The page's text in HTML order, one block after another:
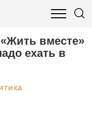
БИЗНЕС И ФИНАНСЫ
вместе»
ехать в